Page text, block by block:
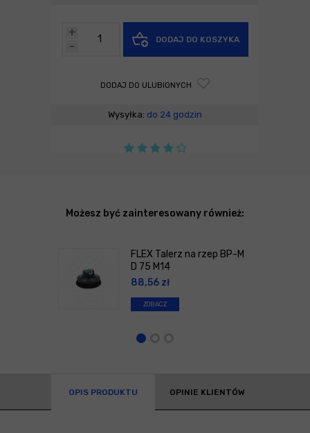
-
+
DODAJ DO KOSZYKA
DODAJ DO ULUBIONYCH
Wysyłka: do 24 godzin
Możesz być zainteresowany również:
FLEX Talerz na rzep BP-M
D 75 M14
88,56 zł
ZOBACZ
OPIS PRODUKTU OPINIE KLIENTÓW